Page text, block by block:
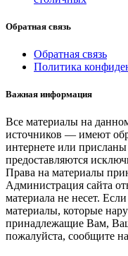
Обратная связь
Обратная связь
Политика
Важная информация
Все материалы на
источников — имеют
интернете или
предоставляются
Права на материалы
Администрация сайта
материала не несет.
материалы, которые
принадлежащие Вам,
пожалуйста, сообщите